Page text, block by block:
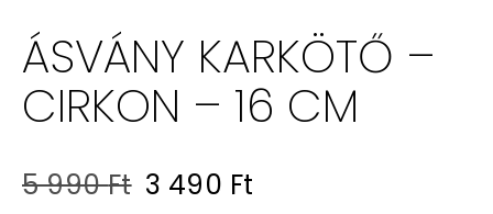
ÁSVÁNY KARKÖTŐ –
CIRKON – 16 CM
5 990Ft Original
3 490 Ft